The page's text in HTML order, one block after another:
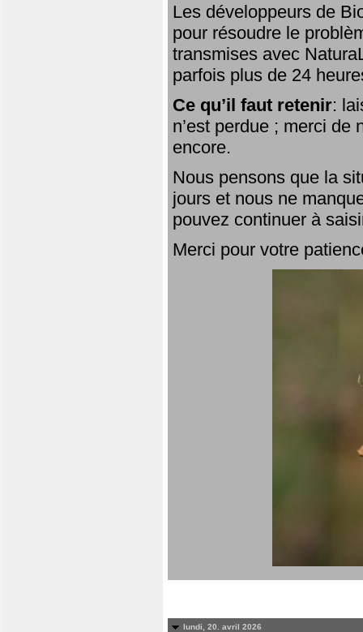
Les développeurs de
pour résoudre le
transmises avec
parfois plus de 24
Ce qu’il faut retenir:
n’est perdue ; merci de
encore.
Nous pensons que la
jours et nous ne
pouvez continuer à
Merci pour votre
lundi, 20. avril 2026